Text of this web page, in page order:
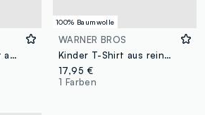
Weiße Kinder-T-Shirt aus reinem Baumwolle, regular fit mit Druck
100% Baumwolle
WARNER BROS
Kinder T-Shirt aus reinem Baumwolle in Oversize-Passform mit Aufdruck
17,95 €
1 Farben